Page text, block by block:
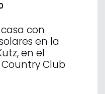
con
en la
en el
Club